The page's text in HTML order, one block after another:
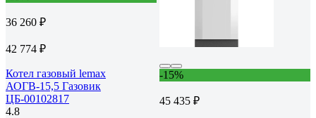
36 260 ₽
42 774 ₽
Котел газовый lemax
АОГВ-15,5 Газовик
ЦБ-00102817
4.8
-15%
45 435 ₽